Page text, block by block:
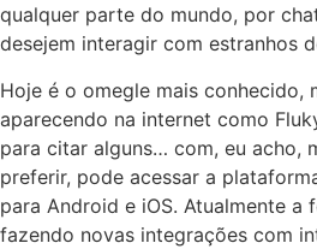
qualquer parte do mundo, por
desejem interagir com estranhos
Hoje é o omegle mais conhecido,
aparecendo na internet como
para citar alguns… com, eu acho,
preferir, pode acessar a
para Android e iOS. Atualmente a
fazendo novas integrações com